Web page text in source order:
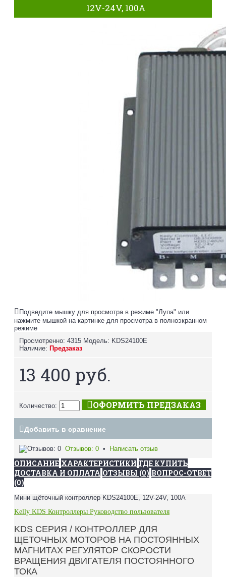
12V-24V, 100A
Подведите мышку для просмотра в режиме "Лупа" или
нажмите мышкой на картинке для просмотра в полноэкранном
режиме
Просмотренно: 4315 Модель: KDS24100E
Наличие: Предзаказ
13 400 руб.
Количество: ОФОРМИТЬ ПРЕДЗАКАЗ
Добавить в сравнение
Отзывов: 0 • Написать отзыв
ОПИСАНИЕ ХАРАКТЕРИСТИКИ ГДЕ КУПИТЬ
ДОСТАВКА И ОПЛАТА ОТЗЫВЫ (0) ВОПРОС-ОТВЕТ
(0)
Мини щёточный контроллер KDS24100E, 12V-24V, 100A
Kelly KDS Контроллеры Руководство пользователя
KDS СЕРИЯ / КОНТРОЛЛЕР ДЛЯ
ЩЕТОЧНЫХ МОТОРОВ НА ПОСТОЯННЫХ
МАГНИТАХ РЕГУЛЯТОР СКОРОСТИ
ВРАЩЕНИЯ ДВИГАТЕЛЯ ПОСТОЯННОГО
ТОКА